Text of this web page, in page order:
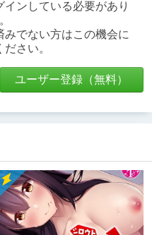
ンしている必要があり
でない方はこの機会に
さい。
ユーザー登録（無料）